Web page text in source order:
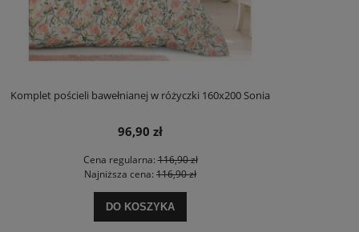
Komplet pościeli bawełnianej w różyczki 160x200 Sonia
96,90 zł
Cena regularna:116,90 zł
Najniższa cena: 116,90 zł
DO KOSZYKA